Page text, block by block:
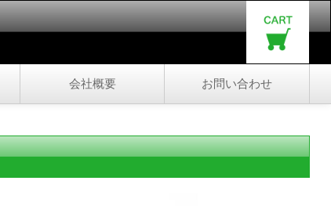
会社概要 お問い合わせ